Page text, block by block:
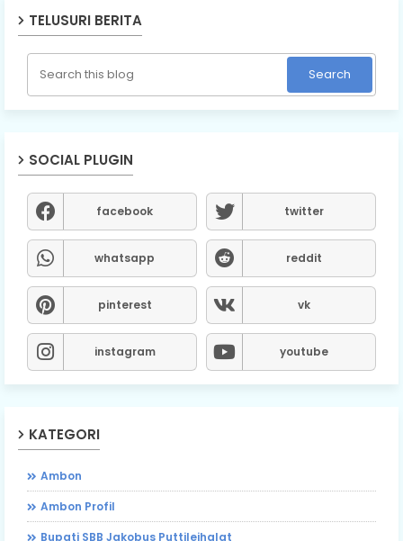
TELUSURI BERITA
SOCIAL PLUGIN
facebook twitter
whatsapp reddit
pinterest vk
instagram youtube
KATEGORI
Ambon
Ambon Profil
Bupati SBB Jakobus Puttileihalat